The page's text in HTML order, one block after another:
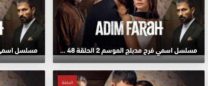
مسلسل اسمي فرح مدبلج الموسم 2 الحلقة 48 HD
الحلقة